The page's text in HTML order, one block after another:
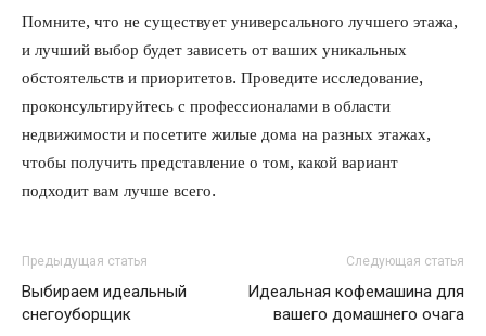
Помните, что не существует универсального лучшего этажа,
и лучший выбор будет зависеть от ваших уникальных
обстоятельств и приоритетов. Проведите исследование,
проконсультируйтесь с профессионалами в области
недвижимости и посетите жилые дома на разных этажах,
чтобы получить представление о том, какой вариант
подходит вам лучше всего.
Предыдущая статья
Выбираем идеальный
снегоуборщик
Следующая статья
Идеальная кофемашина для
вашего домашнего очага